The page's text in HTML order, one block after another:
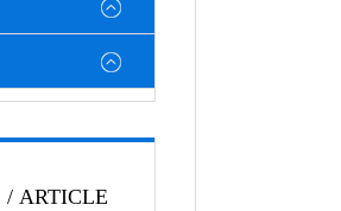
/ ARTICLE